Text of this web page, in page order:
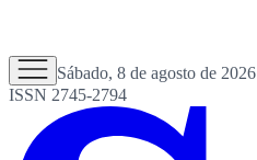
Sábado, 8 de agosto de 2026
ISSN 2745-2794